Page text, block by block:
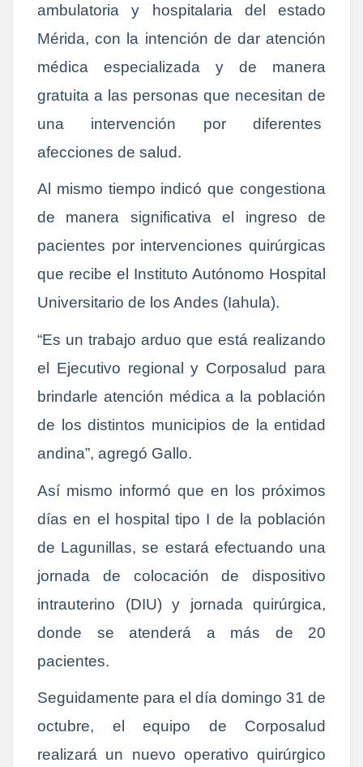
ambulatoria y hospitalaria del estado
Mérida, con la intención de dar atención
médica especializada y de manera
gratuita a las personas que necesitan de
una intervención por diferentes
afecciones de salud.
Al mismo tiempo indicó que congestiona
de manera significativa el ingreso de
pacientes por intervenciones quirúrgicas
que recibe el Instituto Autónomo Hospital
Universitario de los Andes (Iahula).
“Es un trabajo arduo que está realizando
el Ejecutivo regional y Corposalud para
brindarle atención médica a la población
de los distintos municipios de la entidad
andina”, agregó Gallo.
Así mismo informó que en los próximos
días en el hospital tipo I de la población
de Lagunillas, se estará efectuando una
jornada de colocación de dispositivo
intrauterino (DIU) y jornada quirúrgica,
donde se atenderá a más de 20
pacientes.
Seguidamente para el día domingo 31 de
octubre, el equipo de Corposalud
realizará un nuevo operativo quirúrgico